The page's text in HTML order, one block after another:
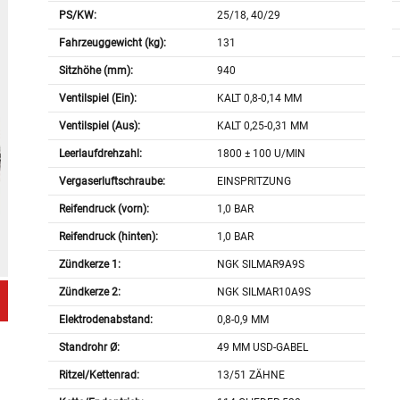
PS/KW: 25/18, 40/29
Fahrzeuggewicht (kg): 131
Sitzhöhe (mm): 940
Ventilspiel (Ein): KALT 0,8-0,14 MM
Ventilspiel (Aus): KALT 0,25-0,31 MM
Leerlaufdrehzahl: 1800 ± 100 U/MIN
Vergaserluftschraube: EINSPRITZUNG
Reifendruck (vorn): 1,0 BAR
Reifendruck (hinten): 1,0 BAR
Zündkerze 1: NGK SILMAR9A9S
Zündkerze 2: NGK SILMAR10A9S
Elektrodenabstand: 0,8-0,9 MM
Standrohr Ø: 49 MM USD-GABEL
Ritzel/Kettenrad: 13/51 ZÄHNE